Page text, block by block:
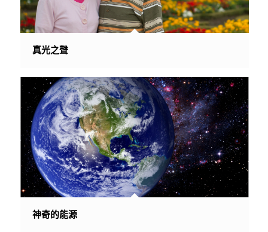
真光之聲
神奇的能源